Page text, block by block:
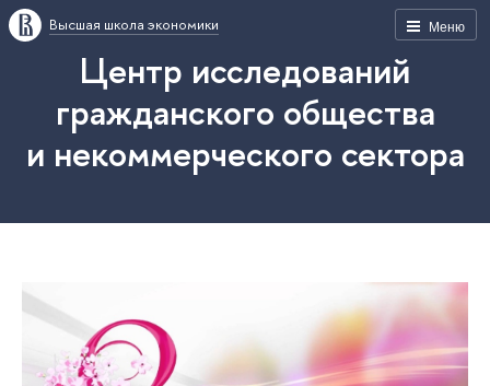
Меню
Высшая школа экономики
Центр исследований
гражданского общества
и некоммерческого сектора